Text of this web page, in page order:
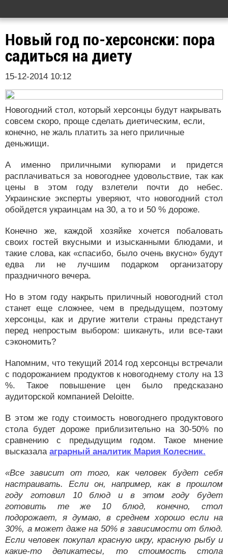
Новый год по-херсонски: пора
садиться на диету
15-12-2014 10:12
Новогодний стол, который херсонцы будут накрывать
совсем скоро, проще сделать диетическим, если,
конечно, не жаль платить за него приличные
деньжищи.
А именно приличными купюрами и придется
расплачиваться за новогоднее удовольствие, так как
цены в этом году взлетели почти до небес.
Украинские эксперты уверяют, что новогодний стол
обойдется украинцам на 30, а то и 50 % дороже.
Конечно же, каждой хозяйке хочется побаловать
своих гостей вкусными и изысканными блюдами, и
такие слова, как «спасибо, было очень вкусно» будут
едва ли не лучшим подарком организатору
праздничного вечера.
Но в этом году накрыть приличный новогодний стол
станет еще сложнее, чем в предыдущем, поэтому
херсонцы, как и другие жители страны предстанут
перед непростым выбором: шикануть, или все-таки
сэкономить?
Напомним, что текущий 2014 год херсонцы встречали
с подорожанием продуктов к новогоднему столу на 13
%. Такое повышение цен было предсказано
аудиторской компанией Deloitte.
В этом же году стоимость новогоднего продуктового
стола будет дороже приблизительно на 30-50% по
сравнению с предыдущим годом. Такое мнение
высказала аграрный аналитик Мария Колесник.
«Все зависит от того, как человек будет себя
настраивать. Если он, например, как в прошлом
году готовил 10 блюд и в этом году будет
готовить те же 10 блюд, конечно, стол
подорожает, я думаю, в среднем хорошо если на
30%, а может даже на 50% в зависимости от блюд.
Если человек покупал красную икру, красную рыбу и
какие-то деликатесы, то стоимость стола